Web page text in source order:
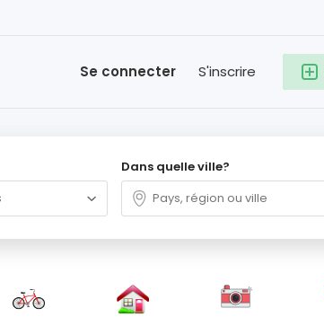
S'inscrire
Se connecter
Dans quelle ville?